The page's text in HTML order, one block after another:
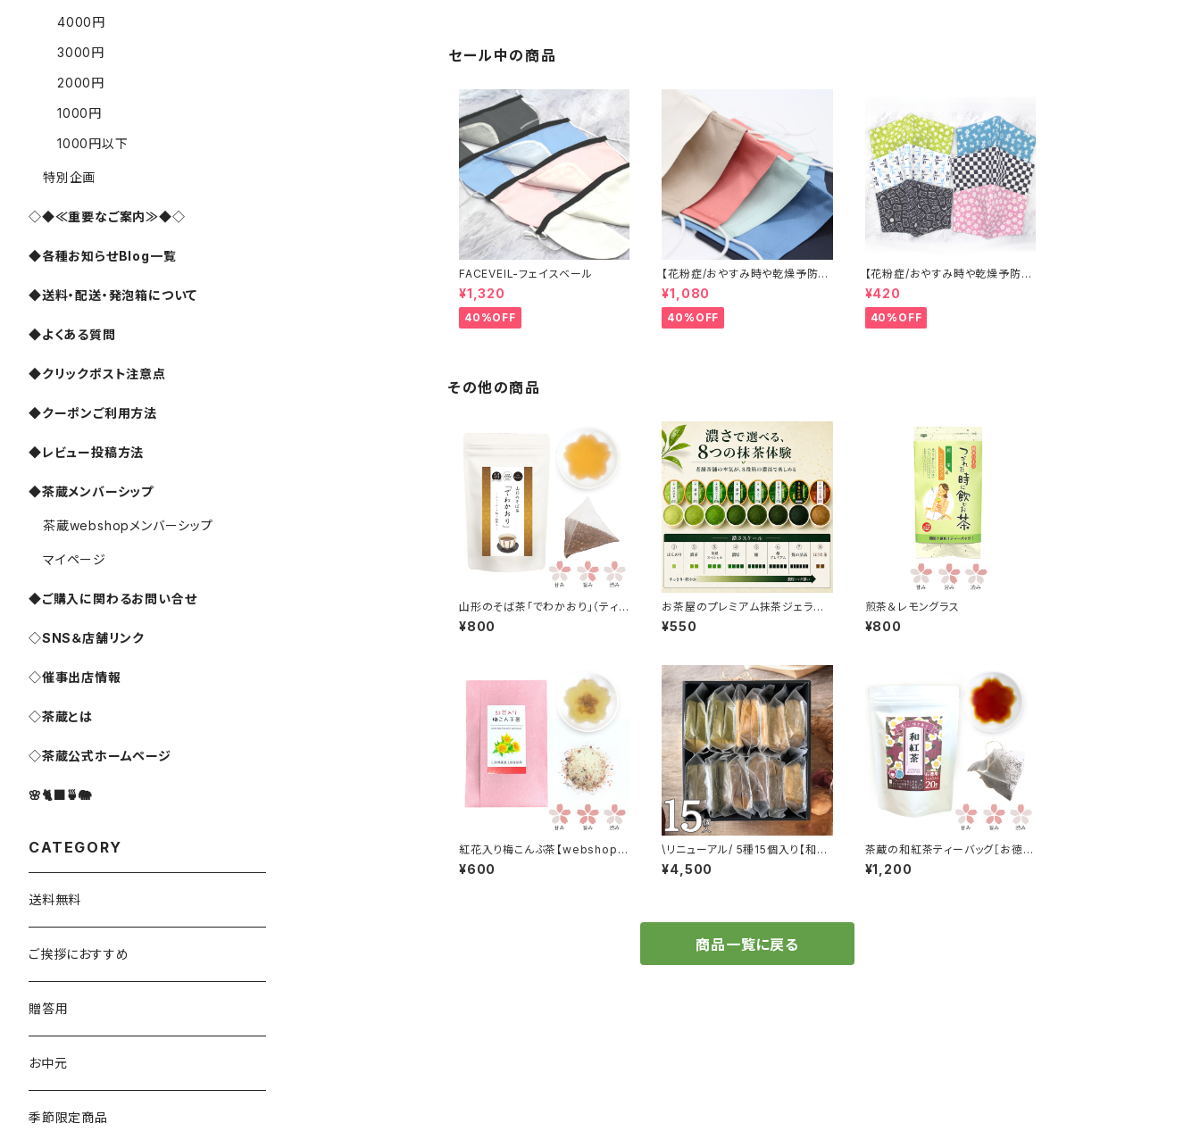
セール中の商品
FACEVEIL-フェイスベール
¥1,320
40%OFF
【花粉症/おやすみ時や乾燥予防
に】米沢織シルクマスク
¥1,080
40%OFF
【花粉症/おやすみ時や乾燥予防
に】まめてぬぐいマスク
¥420
40%OFF
その他の商品
山形のそば茶「でわかおり」（ティ
ーバッグ）
¥800
お茶屋のプレミアム抹茶ジェラー
ト【単品】
¥550
煎茶＆レモングラス
¥800
紅花入り梅こんぶ茶【webshop限
定版】
¥600
\リニューアル/ 5種15個入り【和の
シフォンケーキ詰合せ】
¥4,500
茶蔵の和紅茶ティーバッグ［お徳用
20P入］
¥1,200
商品一覧に戻る
4000円
3000円
2000円
1000円
1000円以下
特別企画
◇◆≪重要なご案内≫◆◇
◆各種お知らせBlog一覧
◆送料・配送・発泡箱について
◆よくある質問
◆クリックポスト注意点
◆クーポンご利用方法
◆レビュー投稿方法
◆茶蔵メンバーシップ
茶蔵webshopメンバーシップ
マイページ
◆ご購入に関わるお問い合せ
◇SNS＆店舗リンク
◇催事出店情報
◇茶蔵とは
◇茶蔵公式ホームページ
🌸🐈‍⬛🍵🐘
CATEGORY
送料無料
ご挨拶におすすめ
贈答用
お中元
季節限定商品